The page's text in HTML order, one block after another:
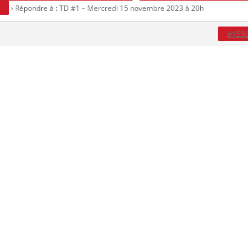
› Répondre à : TD #1 – Mercredi 15 novembre 2023 à 20h
#1550